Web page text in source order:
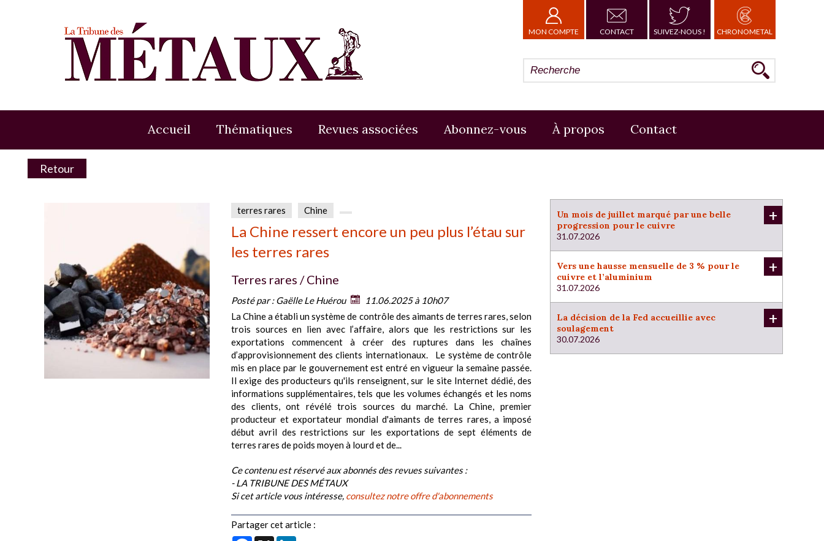
MON COMPTE CONTACT SUIVEZ-NOUS ! CHRONOMETAL
Accueil Thématiques Revues associées Abonnez-vous À propos Contact
Retour
terres rares Chine
La Chine ressert encore un peu plus l’étau sur
les terres rares
Terres rares / Chine
Posté par :Gaëlle Le Huérou
11.06.2025 à 10h07
La Chine a établi un système de contrôle des aimants de terres rares, selon
trois sources en lien avec l’affaire, alors que les restrictions sur les
exportations commencent à créer des ruptures dans les chaînes
d’approvisionnement des clients internationaux. Le système de contrôle
mis en place par le gouvernement est entré en vigueur la semaine passée.
Il exige des producteurs qu'ils renseignent, sur le site Internet dédié, des
informations supplémentaires, tels que les volumes échangés et les noms
des clients, ont révélé trois sources du marché. La Chine, premier
producteur et exportateur mondial d'aimants de terres rares, a imposé
début avril des restrictions sur les exportations de sept éléments de
terres rares de poids moyen à lourd et de...
Ce contenu est réservé aux abonnés des revues suivantes :
- LA TRIBUNE DES MÉTAUX
Si cet article vous intéresse, consultez notre offre d'abonnements
Partager cet article :
Un mois de juillet marqué par une belle
progression pour le cuivre
31.07.2026
+
Vers une hausse mensuelle de 3 % pour le
cuivre et l’aluminium
31.07.2026
+
La décision de la Fed accueillie avec
soulagement
30.07.2026
+